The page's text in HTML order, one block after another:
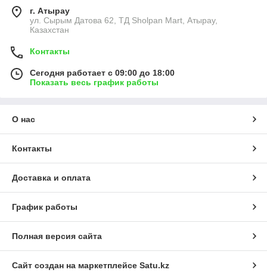
г. Атырау
ул. Сырым Датова 62, ТД Sholpan Mart, Атырау,
Казахстан
Контакты
Сегодня работает с 09:00 до 18:00
Показать весь график работы
О нас
Контакты
Доставка и оплата
График работы
Полная версия сайта
Сайт создан на маркетплейсе Satu.kz